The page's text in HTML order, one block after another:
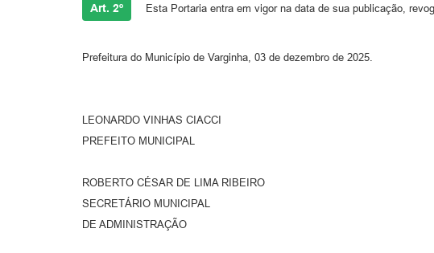
Art. 2º Esta Portaria entra em vigor na data de sua publicação,
Prefeitura do Município de Varginha, 03 de dezembro de 2025.
LEONARDO VINHAS CIACCI
PREFEITO MUNICIPAL
ROBERTO CÉSAR DE LIMA RIBEIRO
SECRETÁRIO MUNICIPAL
DE ADMINISTRAÇÃO